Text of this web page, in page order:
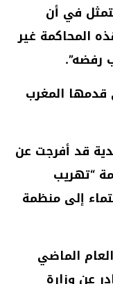
في أن
المحاكمة غير
رفضه”.
قدمها المغرب
قد أفرجت عن
“تهريب
إلى منظمة
الماضي
عن وزارة